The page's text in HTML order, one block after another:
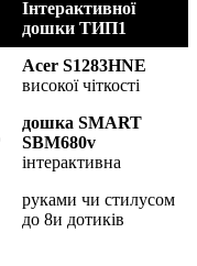
Інтерактивної
дошки ТИП1
Acer S1283HNE
високої чіткості
дошка SMART
SBM680v
інтерактивна
руками чи стилусом
до 8и дотиків